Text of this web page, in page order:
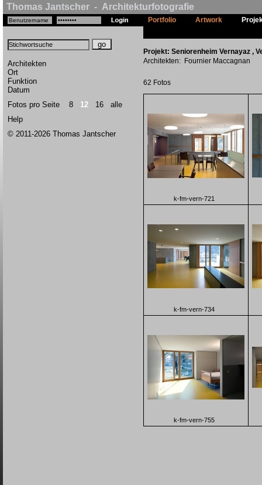
Thomas Jantscher - Architekturfotografie
Architekten
Ort
Funktion
Datum
Fotos pro Seite 8 12 16
alle
Help
© 2011-2026 Thomas Jantscher
Portfolio Artwork
Projekt: Seniorenheim Vernayaz ,
Architekten: Fournier Maccagnan
62 Fotos
k-fm-vern-721
k-fm-vern-734
k-fm-vern-755